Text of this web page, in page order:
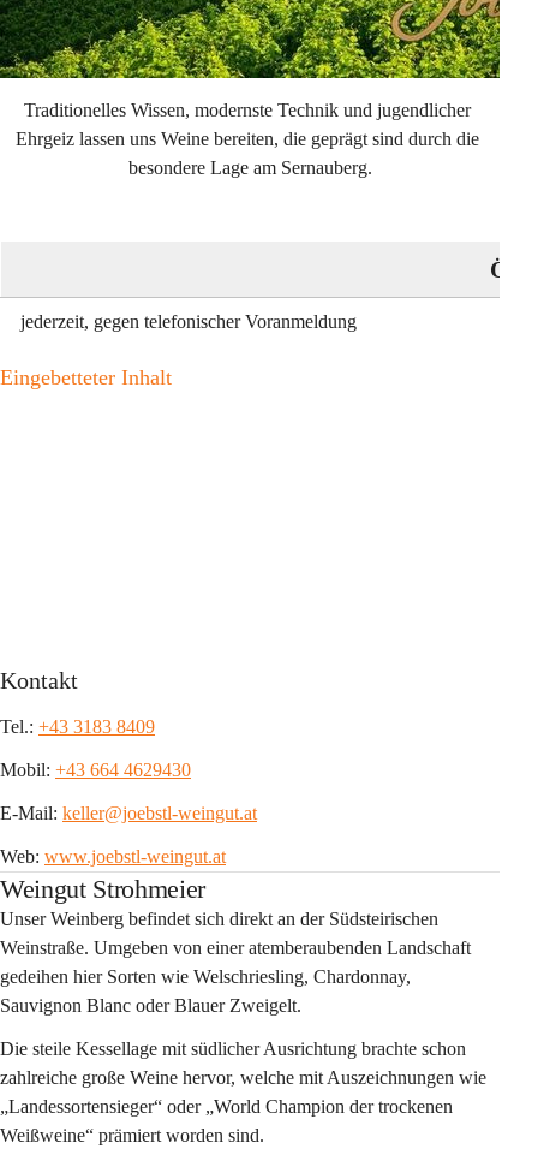
Traditionelles Wissen, modernste Technik und jugendlicher
Ehrgeiz lassen uns Weine bereiten, die geprägt sind durch die
besondere Lage am Sernauberg.
jederzeit, gegen telefonischer Voranmeldung
Eingebetteter Inhalt
Kontakt
Tel.: +43 3183 8409
Mobil: +43 664 4629430
E-Mail: keller@joebstl-weingut.at
Web: www.joebstl-weingut.at
Weingut Strohmeier
Unser Weinberg befindet sich direkt an der Südsteirischen
Weinstraße. Umgeben von einer atemberaubenden Landschaft
gedeihen hier Sorten wie Welschriesling, Chardonnay,
Sauvignon Blanc oder Blauer Zweigelt.
Die steile Kessellage mit südlicher Ausrichtung brachte schon
zahlreiche große Weine hervor, welche mit Auszeichnungen wie
„Landessortensieger“ oder „World Champion der trockenen
Weißweine“ prämiert worden sind.